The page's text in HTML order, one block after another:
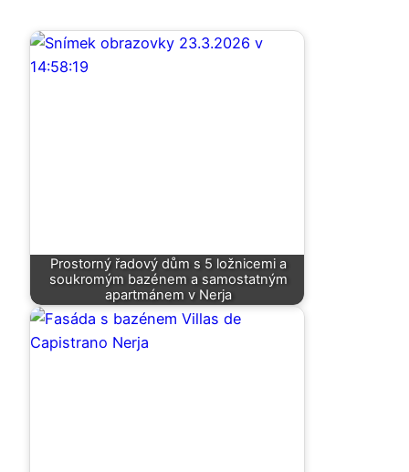
Prostorný řadový dům s 5 ložnicemi a
soukromým bazénem a samostatným
apartmánem v Nerja